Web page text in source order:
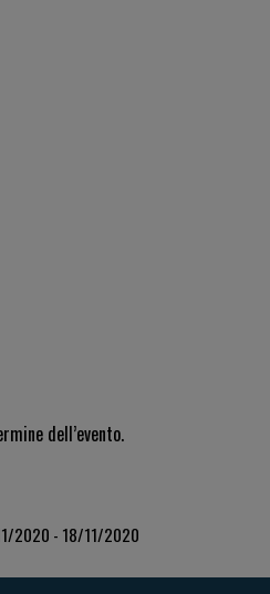
dell’evento.
2020 - 18/11/2020